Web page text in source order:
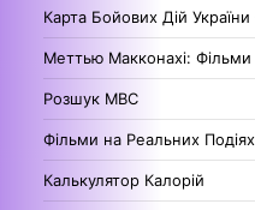
Карта Бойових Дій України
Меттью Макконахі: Фільми
Розшук МВС
Фільми на Реальних
Калькулятор Калорій